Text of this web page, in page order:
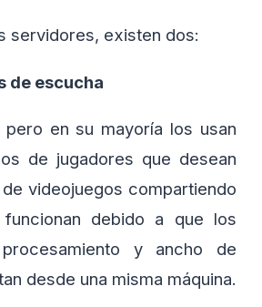
servidores, existen dos:
de escucha
en su mayoría los usan
de jugadores que desean
videojuegos compartiendo
debido a que los
y ancho de
desde una misma máquina.